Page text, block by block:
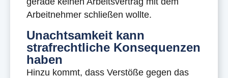
Arbeitnehmer schließen wollte.
Unachtsamkeit kann
strafrechtliche Konsequenzen
haben
Hinzu kommt, dass Verstöße gegen das